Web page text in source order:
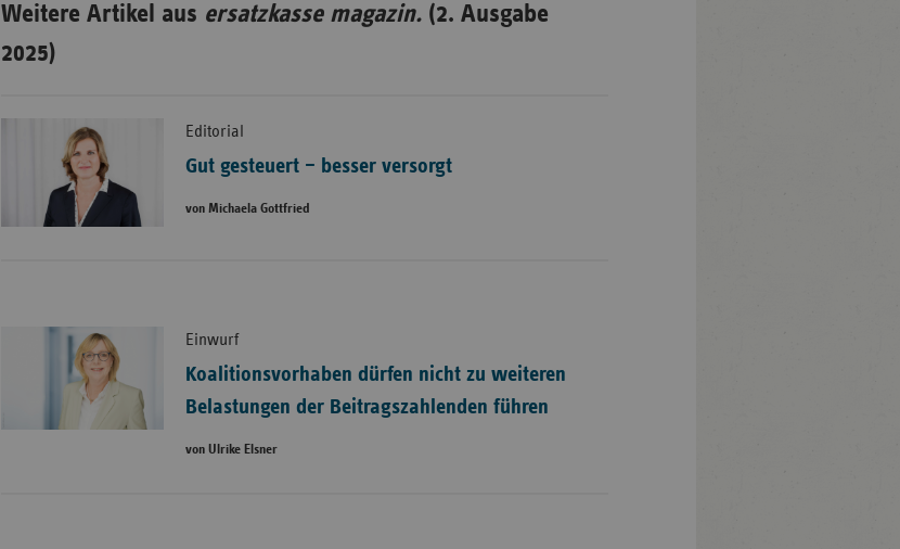
Weitere Artikel aus ersatzkasse magazin. (2. Ausgabe
2025)
Editorial
Gut gesteuert – besser versorgt
von Michaela Gottfried
Einwurf
Koalitionsvorhaben dürfen nicht zu weiteren
Belastungen der Beitragszahlenden führen
von Ulrike Elsner